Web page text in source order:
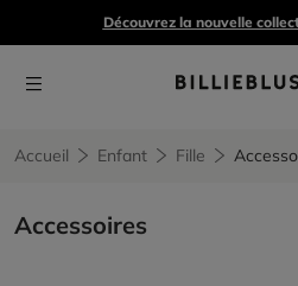
Découvrez la nouvelle
Accueil Enfant Fille
Accessoires